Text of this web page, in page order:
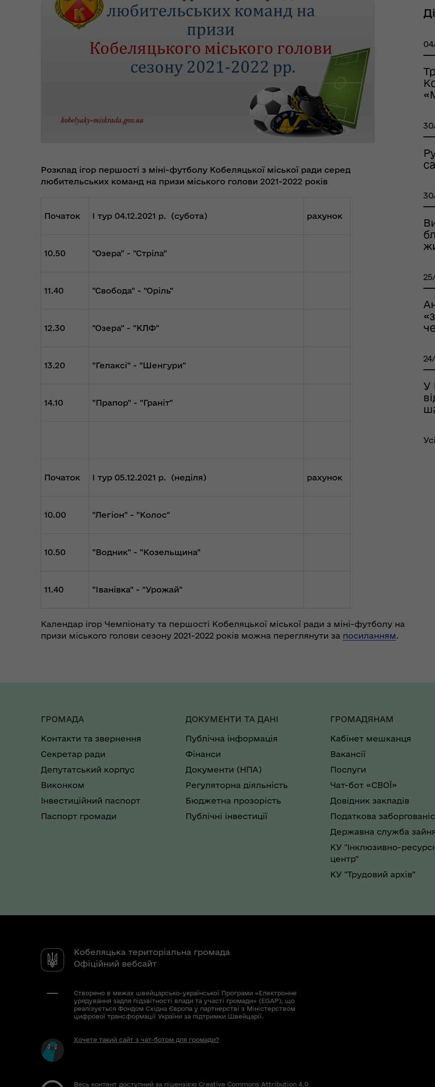
єВідновлення
Пункти незламності та
укриття
Дії населення при
Центр життєстійкості
Безоплатна правнича
допомога
Розклад ігор першості з міні-футболу Кобеляцької міської ради серед
любительських команд на призи міського голови 2021-2022 років
Початок І тур 04.12.2021 р. (субота) рахунок
10.50 "Озера" - "Стріла"
11.40 "Свобода" - "Оріль"
12.30 "Озера" - "КЛФ"
13.20 "Гелаксі" - "Шенгури"
14.10 "Прапор" - "Граніт"
Початок І тур 05.12.2021 р. (неділя) рахунок
10.00 "Легіон" - "Колос"
10.50 "Водник" - "Козельщина"
11.40 "Іванівка" - "Урожай"
Календар ігор Чемпіонату та першості Кобеляцької міської ради з міні-футболу на
призи міського голови сезону 2021-2022 років можна переглянути за посиланням.
У
ГРОМАДА
Контакти та звернення
Секретар ради
Депутатський корпус
Виконком
Інвестиційний паспорт
Паспорт громади
ДОКУМЕНТИ ТА ДАНІ
Публічна інформація
Фінанси
Документи (НПА)
Регуляторна діяльність
Бюджетна прозорість
Публічні інвестиції
ГРОМАДЯНАМ
Кабінет мешканця
Вакансії
Послуги
Чат-бот «СВОЇ»
Довідник закладів
Податкова
Державна служба
КУ "Інклюзивно-
центр"
КУ "Трудовий архів"
Кобеляцька територіальна громада
Офіційний вебсайт
Створено в межах швейцарсько-української Програми «Електронне
урядування задля підзвітності влади та участі громади» (EGAP), що
реалізується Фондом Східна Європа у партнерстві з Міністерством
цифрової трансформації України за підтримки Швейцарії.
Хочете такий сайт з чат-ботом для громади?
Весь контент доступний за ліцензією Creative Commons Attribution 4.0